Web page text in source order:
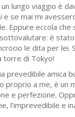
lungo viaggio è
e se mai mi
Eppure eccola
è
le dita per lei.
torre di Tokyo!
prevedibile
proprio a me, è
e perfezione.
l’imprevedibile e